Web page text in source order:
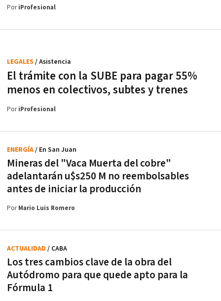
PoriProfesional
El trámite con la SUBE para pagar 55%
menos en colectivos, subtes y trenes
LEGALES / Asistencia
PoriProfesional
Mineras del "Vaca Muerta del cobre"
adelantarán u$s250 M no reembolsables
antes de iniciar la producción
ENERGÍA/ En San Juan
PorMario Luis Romero
Los tres cambios clave de la obra del
Autódromo para que quede apto para la
Fórmula 1
ACTUALIDAD / CABA